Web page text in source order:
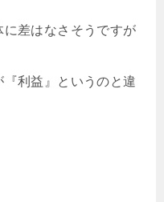
差はなさそうですが
『利益』というのと違